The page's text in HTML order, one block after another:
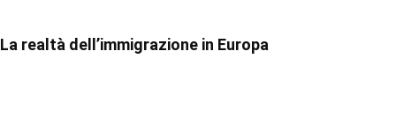
La realtà dell’immigrazione in Europa